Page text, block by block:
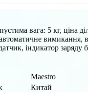
вага: 5 кг, ціна
вимикання,
індикатор заряду
Maestro
Китай